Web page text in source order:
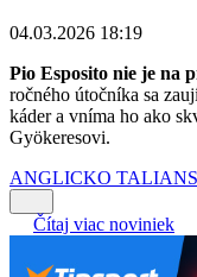
04.03.2026 18:19
Pio Esposito nie je na
ročného útočníka sa
káder a vníma ho ako
Gyökeresovi.
ANGLICKO
Čítaj viac noviniek